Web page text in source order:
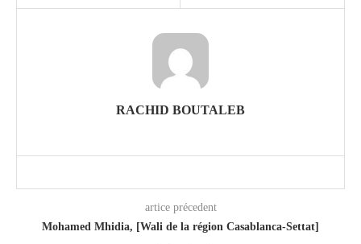
RACHID BOUTALEB
artice précedent
Mohamed Mhidia, [Wali de la région Casablanca-Settat]